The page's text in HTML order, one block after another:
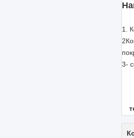
1.
3-